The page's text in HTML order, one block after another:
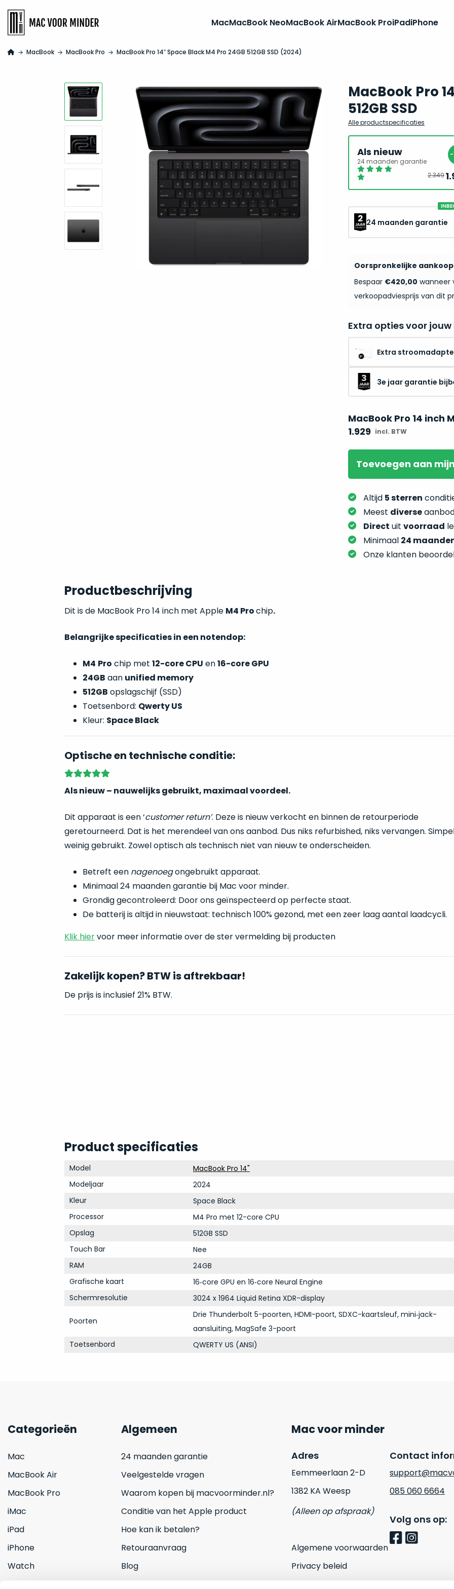
MacMacBook NeoMacBook AirMacBook ProiPadiPhone
MacBook MacBook Pro MacBook Pro 14″ Space Black M4 Pro 24GB 512GB SSD (2024)
MacBook Pro
512GB SSD
Alle productspecificaties
Als nieuw
24 maanden garantie
-
2.349
24 maanden garantie
Oorspronkelijke
Bespaar €420,00 wanneer
verkoopadviesprijs van dit
Extra opties voor jouw
Extra
3e jaar garantie
MacBook Pro 14 inch
1.929 incl. BTW
Toevoegen aan
Altijd 5 sterren
Meest diverse
Direct uit voorraad
Minimaal 24
Onze klanten
Productbeschrijving
Dit is de MacBook Pro 14 inch met Apple M4 Prochip.
Belangrijke specificaties in een notendop:
M4 Pro chip met 12-core CPU en16-core GPU
24GB aan unified memory
512GB opslagschijf (SSD)
Toetsenbord: Qwerty US
Kleur: Space Black
Optische en technische conditie:
Als nieuw – nauwelijks gebruikt, maximaal voordeel.
Dit apparaat is een ‘customer return’. Deze is nieuw verkocht en binnen de retourperiode
geretourneerd. Dat is het merendeel van ons aanbod. Dus niks refurbished, niks vervangen.
weinig gebruikt. Zowel optisch als technisch niet van nieuw te onderscheiden.
Betreft een nagenoegongebruikt apparaat.
Minimaal 24 maanden garantie bij Mac voor minder.
Grondig gecontroleerd: Door ons geïnspecteerd op perfecte staat.
De batterij is altijd in nieuwstaat: technisch 100% gezond, met een zeer laag aantal laadcycli.
Klik hiervoor meer informatie over de ster vermelding bij producten
Zakelijk kopen? BTW is aftrekbaar!
De prijs is inclusief 21% BTW.
Product specificaties
Model
MacBook Pro 14"
Modeljaar
2024
Kleur
Space Black
Processor
M4 Pro met 12-core CPU
Opslag
512GB SSD
Touch Bar
Nee
RAM
24GB
Grafische kaart
16‑core GPU en 16‑core Neural Engine
Schermresolutie
3024 x 1964 Liquid Retina XDR-display
Poorten
Drie Thunderbolt 5-poorten, HDMI-poort, SDXC-kaartsleuf, mini‑jack-
aansluiting, MagSafe 3-poort
Toetsenbord
QWERTY US (ANSI)
Categorieën
Mac
MacBook Air
MacBook Pro
iMac
iPad
iPhone
Watch
Algemeen
24 maanden garantie
Veelgestelde vragen
Waarom kopen bij macvoorminder.nl?
Conditie van het Apple product
Hoe kan ik betalen?
Retouraanvraag
Blog
Mac voor minder
Adres
Eemmeerlaan 2-D
1382 KA Weesp
(Alleen op afspraak)
Algemene voorwaarden
Privacy beleid
Contact
085 060 6664
Volg ons op: